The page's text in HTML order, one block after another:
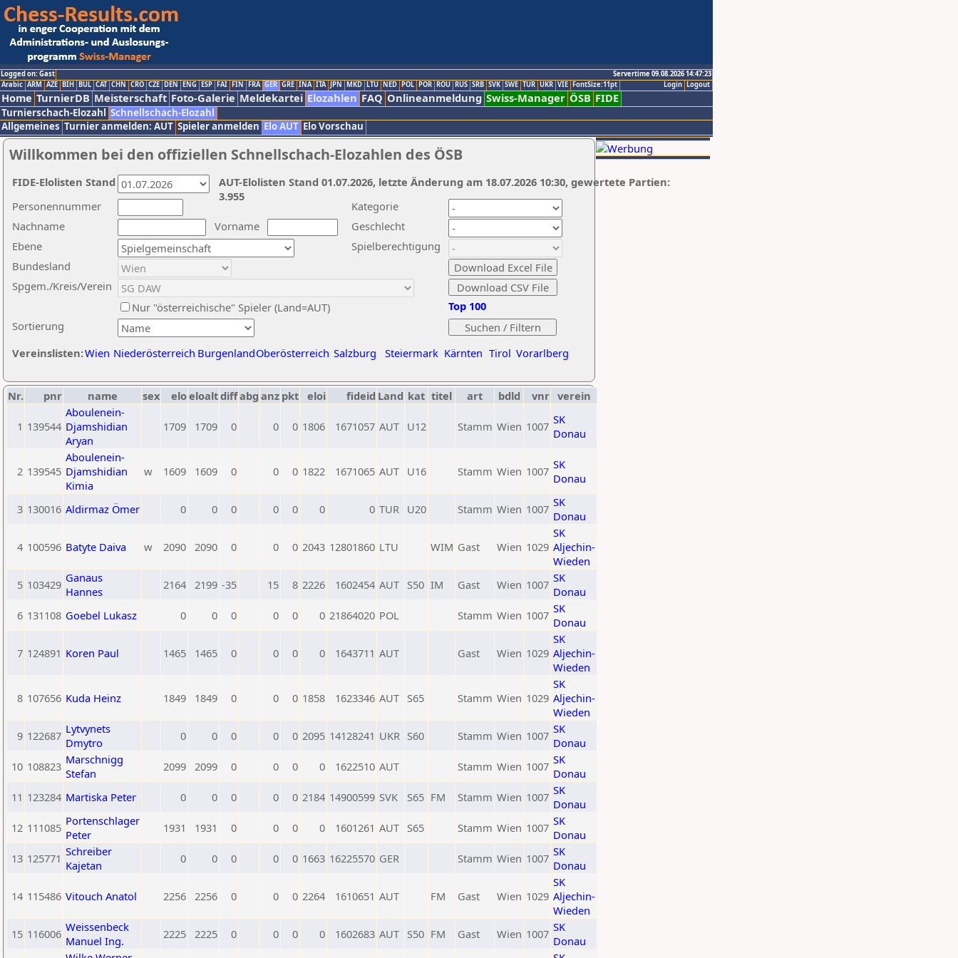
Logged on: Gast
Servertime 09.08.2026 14:47:23
Logout
Login
Arabic ARM AZE BIH BUL CAT CHN CRO CZE DEN ENG ESP FAI FIN FRA GER GRE INA ITA JPN MKD LTU NED POL POR ROU RUS SRB SVK SWE TUR UKR VIE FontSize:11pt
Home TurnierDB Meisterschaft Foto-Galerie Meldekartei Elozahlen FAQ Onlineanmeldung Swiss-Manager ÖSB FIDE
Turnierschach-Elozahl Schnellschach-Elozahl
Allgemeines Turnier anmelden: AUT Spieler anmelden Elo AUT Elo Vorschau
Willkommen bei den offiziellen Schnellschach-Elozahlen des ÖSB
Nachname
Vorname
Ebene
Kategorie
Sortierung
Personennummer
Bundesland
Spgem./Kreis/Verein
Geschlecht
Nur "österreichische" Spieler (Land=AUT)
Spielberechtigung
Vereinslisten:Wien Niederösterreich BurgenlandOberösterreich Salzburg Steiermark Kärnten Tirol Vorarlberg
Top 100
AUT-Elolisten Stand 01.07.2026, letzte Änderung am 18.07.2026 10:30, gewertete Partien:
3.955
FIDE-Elolisten Stand
Nr. pnr name sex eloeloaltdiffabg anz pkt eloi fideid Land kat titel art bdld vnr verein
1 139544
Aboulenein-
Djamshidian
Aryan
1709 1709 0 0 0 1806 1671057 AUT U12 Stamm Wien 1007 SK
Donau
2 139545
Aboulenein-
Djamshidian
Kimia
w 1609 1609 0 0 0 1822 1671065 AUT U16 Stamm Wien 1007 SK
Donau
3 130016 Aldirmaz Ömer 0 0 0 0 0 0 0 TUR U20 Stamm Wien 1007 SK
Donau
4 100596 Batyte Daiva w 2090 2090 0 0 0 2043 12801860 LTU WIM Gast Wien 1029
SK
Aljechin-
Wieden
5 103429 Ganaus
Hannes
2164 2199 -35 15 8 2226 1602454 AUT S50 IM Gast Wien 1007 SK
Donau
6 131108 Goebel Lukasz 0 0 0 0 0 0 21864020 POL Stamm Wien 1007 SK
Donau
7 124891 Koren Paul 1465 1465 0 0 0 0 1643711 AUT Gast Wien 1029
SK
Aljechin-
Wieden
8 107656 Kuda Heinz 1849 1849 0 0 0 1858 1623346 AUT S65 Stamm Wien 1029
SK
Aljechin-
Wieden
9 122687 Lytvynets
Dmytro
0 0 0 0 0 2095 14128241 UKR S60 Stamm Wien 1007 SK
Donau
10 108823 Marschnigg
Stefan
2099 2099 0 0 0 0 1622510 AUT Stamm Wien 1007 SK
Donau
11 123284 Martiska Peter 0 0 0 0 0 2184 14900599 SVK S65 FM Stamm Wien 1007 SK
Donau
12 111085 Portenschlager
Peter
1931 1931 0 0 0 0 1601261 AUT S65 Stamm Wien 1007 SK
Donau
13 125771 Schreiber
Kajetan
0 0 0 0 0 1663 16225570 GER Stamm Wien 1007 SK
Donau
14 115486 Vitouch Anatol 2256 2256 0 0 0 2264 1610651 AUT FM Gast Wien 1029
SK
Aljechin-
Wieden
15 116006 Weissenbeck
Manuel Ing.
2225 2225 0 0 0 0 1602683 AUT S50 FM Gast Wien 1007 SK
Donau